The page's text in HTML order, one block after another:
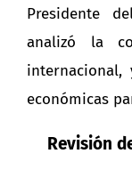
Presidente
analizó la
internacional,
económicas
Revisión